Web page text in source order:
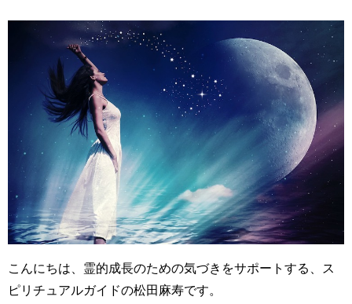
こんにちは、霊的成長のための気づきをサポートする、ス
ピリチュアルガイドの松田麻寿です。